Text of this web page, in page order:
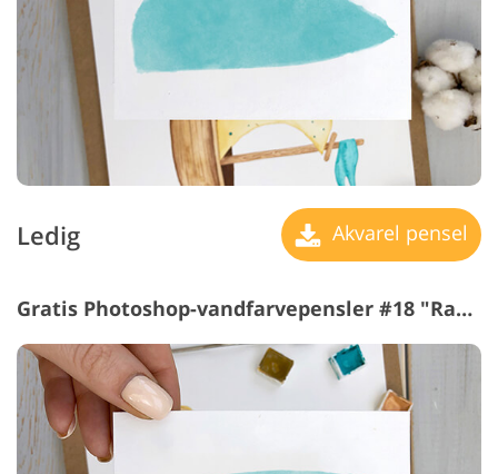
Ledig Akvarel pensel
Gratis Photoshop-vandfarvepensler #18 "Razor"